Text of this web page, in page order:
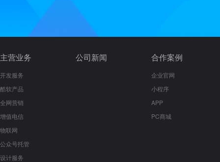
主营业务
开发服务
酷软产品
全网营销
增值电信
物联网
公众号托管
设计服务
公司新闻 合作案例
企业官网
小程序
APP
PC商城